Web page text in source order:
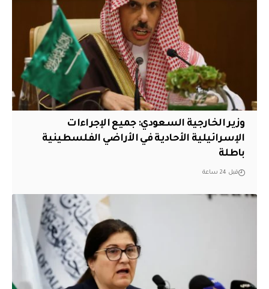
وزير الخارجية السعودي: جميع الإجراءات
الإسرائيلية الأحادية في الأراضي الفلسطينية
باطلة
قبل 24 ساعة